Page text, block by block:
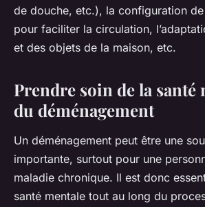
de douche, etc.), la configuration
pour faciliter la circulation,
et des objets de la maison, etc.
Prendre soin de la santé
du déménagement
Un déménagement peut être une
importante, surtout pour une
maladie chronique. Il est donc
santé mentale tout au long du